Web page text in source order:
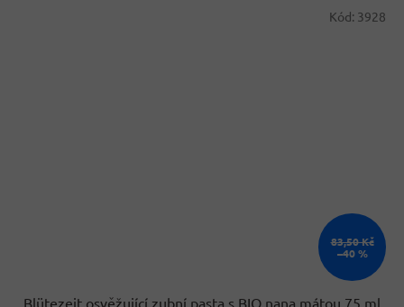
83,50 Kč
–40 %
Blütezeit osvěžující zubní pasta s BIO nana mátou 75 ml
Kód: 3928